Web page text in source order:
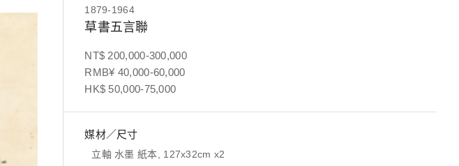
1879-1964
草書五言聯
NT$ 200,000-300,000
RMB¥ 40,000-60,000
HK$ 50,000-75,000
媒材／尺寸
立軸 水墨 紙本, 127x32cm x2